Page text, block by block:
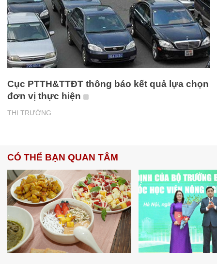
THỊ TRƯỜNG
Cục PTTH&TTĐT thông báo kết quả lựa chọn
đơn vị thực hiện
CÓ THỂ BẠN QUAN TÂM